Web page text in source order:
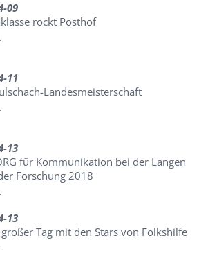
09
rockt Posthof
11
Landesmeisterschaft
13
für Kommunikation bei der Langen
Forschung 2018
13
großer Tag mit den Stars von Folkshilfe